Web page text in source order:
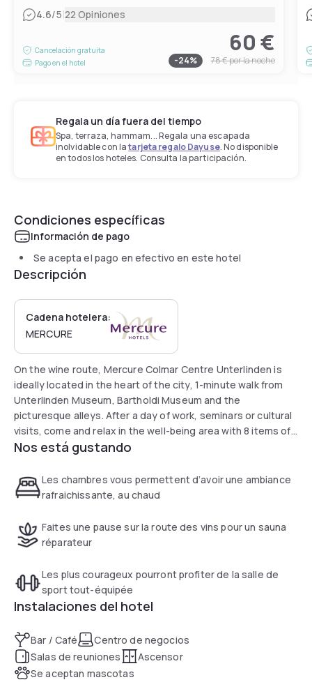
4.6/5|22 Opiniones
Cancelación gratuita
Pago en el hotel
60 €
-24% 78 €por la noche
Regala un día fuera del tiempo
Spa, terraza, hammam... Regala una escapada
inolvidable con latarjeta regalo Dayuse. No disponible
en todos los hoteles. Consulta la participación.
Condiciones específicas
Información de pago
Se acepta el pago en efectivo en este hotel
Descripción
Cadena hotelera:
MERCURE
On the wine route, Mercure Colmar Centre Unterlinden is
ideally located in the heart of the city, 1-minute walk from
Unterlinden Museum, Bartholdi Museum and the
picturesque alleys. After a day of work, seminars or cultural
visits, come and relax in the well-being area with 8 items of
Technogym fitness equipment and a sauna. During your
visit.
Nos está gustando
Les chambres vous permettent d’avoir une ambiance
rafraichissante, au chaud
Faites une pause sur la route des vins pour un sauna
réparateur
Les plus courageux pourront profiter de la salle de
sport tout-équipée
Instalaciones del hotel
Bar / Café
Centro de negocios
Salas de reuniones
Ascensor
Se aceptan mascotas